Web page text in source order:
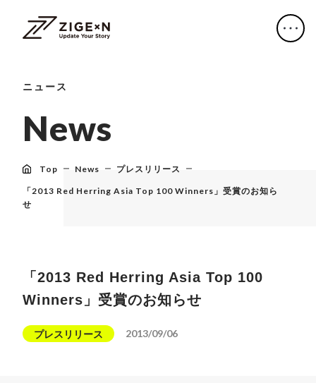
ニュース
News
Top News プレスリリース
「2013 Red Herring Asia Top 100 Winners」受賞のお知ら
せ
「2013 Red Herring Asia Top 100
Winners」受賞のお知らせ
プレスリリース 2013/09/06